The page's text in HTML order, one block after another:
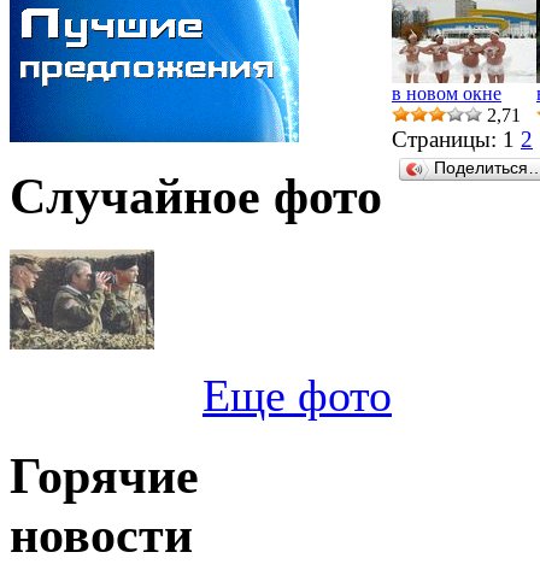
Случайное фото
Еще фото
Горячие
новости
в новом окне
2,71
Страницы: 1 2